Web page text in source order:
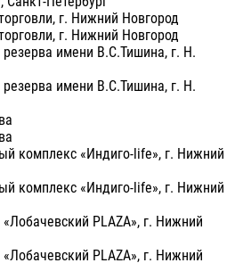
г. Нижний Новгород
г. Нижний Новгород
имени В.С.Тишина, г. Н.
имени В.С.Тишина, г. Н.
комплекс «Индиго-life», г. Нижний
комплекс «Индиго-life», г. Нижний
PLAZA», г. Нижний
PLAZA», г. Нижний